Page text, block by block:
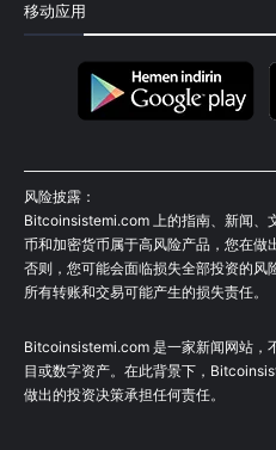
移动应用
风险披露：
Bitcoinsistemi.com 上的指南、新闻、
币和加密货币属于高风险产品，您在做
否则，您可能会面临损失全部投资的风
所有转账和交易可能产生的损失责任。
Bitcoinsistemi.com 是一家新闻网站，
目或数字资产。在此背景下，
做出的投资决策承担任何责任。